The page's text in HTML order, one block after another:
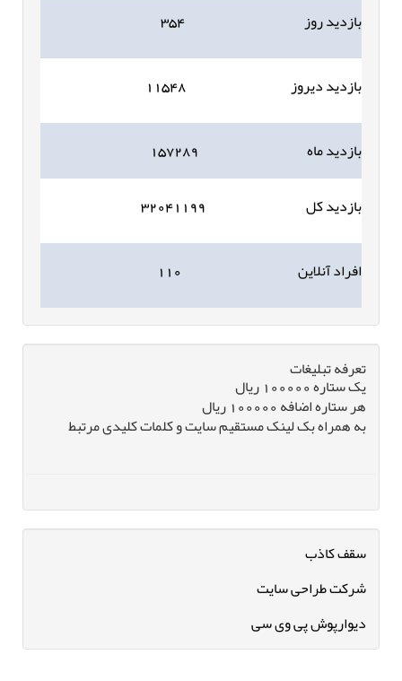
بازدید روز ۳۵۴
بازدید دیروز ۱۱۵۴۸
بازدید ماه
۱۵۷۲۸۹
بازدید کل
۳۲۰۴۱۱۹۹
افراد آنلاین ۱۱۰
تعرفه تبلیغات
یک ستاره 100000 ریال
هر ستاره اضافه 100000 ریال
به همراه بک لینک مستقیم سایت و کلمات کلیدی مرتبط
سقف کاذب
شرکت طراحی سایت
دیوارپوش پی وی سی